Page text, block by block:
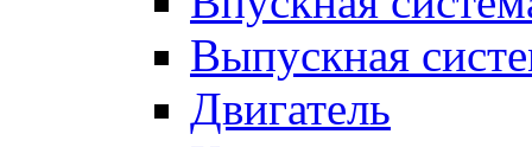
Выпускная
Двигатель